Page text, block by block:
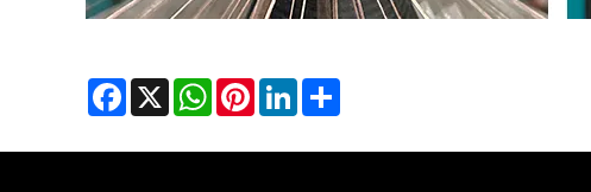
Facebook
X WhatsAppPinterestLinkedIn